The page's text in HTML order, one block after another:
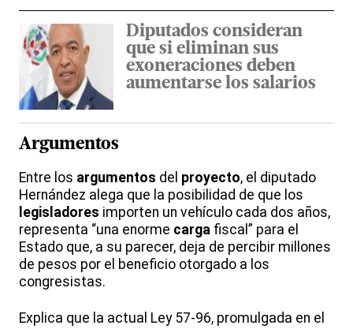
Diputados consideran
que si eliminan sus
exoneraciones deben
aumentarse los salarios
Argumentos
Entre los argumentos del proyecto, el diputado
Hernández alega que la posibilidad de que los
legisladores importen un vehículo cada dos años,
representa “una enorme carga fiscal” para el
Estado que, a su parecer, deja de percibir millones
de pesos por el beneficio otorgado a los
congresistas.
Explica que la actual Ley 57-96, promulgada en el